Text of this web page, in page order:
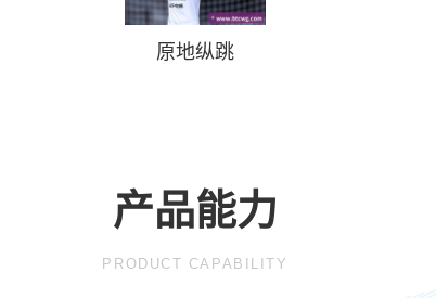
原地纵跳
产品能力
PRODUCT CAPABILITY